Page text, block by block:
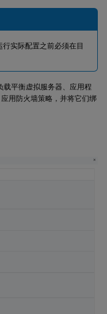
行实际配置之前必须在目
平衡虚拟服务器、应用程
用防火墙策略，并将它们绑